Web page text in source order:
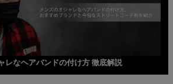
レなヘアバンドの付け方 徹底解説